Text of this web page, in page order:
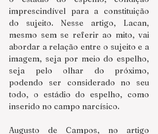
imprescindível para a constituição
do sujeito. Nesse artigo, Lacan,
mesmo sem se referir ao mito, vai
abordar a relação entre o sujeito e a
imagem, seja por meio do espelho,
seja pelo olhar do próximo,
podendo ser considerado no seu
todo, o estádio do espelho, como
inserido no campo narcísico.
Augusto de Campos, no artigo